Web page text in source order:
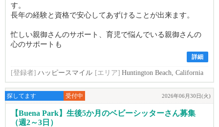
す。
長年の経験と資格で安心してあずけることが出来ます。
忙しい親御さんのサポート、育児で悩んでいる親御さんの
心のサポートも
詳細
[登録者] ハッピースマイル [エリア] Huntington Beach, California
探してます 受付中 2026年06月30日(火)
【Buena Park】生後5か月のベビーシッターさん募集
（週2～3日）